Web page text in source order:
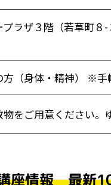
プラザ３階（若草町
（身体・精神） ※手
をご用意ください。
座情報 最新